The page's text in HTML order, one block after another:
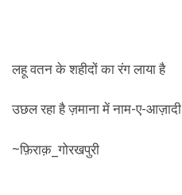
लहू वतन के शहीदों का रंग लाया है
उछल रहा है ज़माना में नाम-ए-आज़ादी
~फ़िराक़_गोरखपुरी